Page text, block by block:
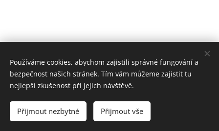
© 2026 Jezdecká škola Praha 7 z. s. All rights reserved.
Cookies
Používáme cookies, abychom zajistili správné fungování a
bezpečnost našich stránek. Tím vám můžeme zajistit tu
nejlepší zkušenost při jejich návštěvě.
Přijmout nezbytné Přijmout vše